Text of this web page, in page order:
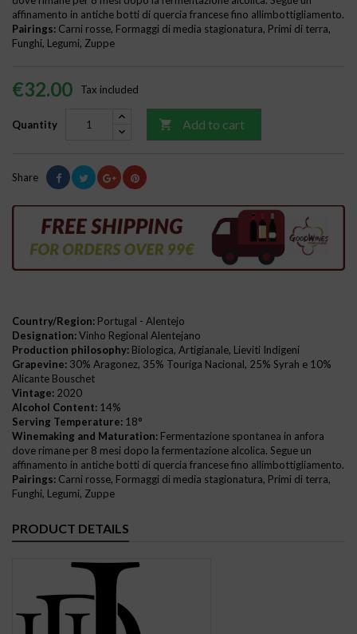
affinamento in antiche botti di quercia francese fino allimbottigliamento.
Pairings: Carni rosse, Formaggi di media stagionatura, Primi di terra,
Funghi, Legumi, Zuppe
€32.00 Tax included
Quantity  Add to cart
Share
Country/Region: Portugal - Alentejo
Designation:Vinho Regional Alentejano
Production philosophy: Biologica, Artigianale, Lieviti Indigeni
Grapevine: 30% Aragonez, 35% Touriga Nacional, 25% Syrah e 10%
Alicante Bouschet
Vintage: 2020
Alcohol Content: 14%
Serving Temperature: 18°
Winemaking and Maturation: Fermentazione spontanea in anfora
dove rimane per 8 mesi dopo la fermentazione alcolica. Segue un
affinamento in antiche botti di quercia francese fino allimbottigliamento.
Pairings: Carni rosse, Formaggi di media stagionatura, Primi di terra,
Funghi, Legumi, Zuppe
PRODUCT DETAILS